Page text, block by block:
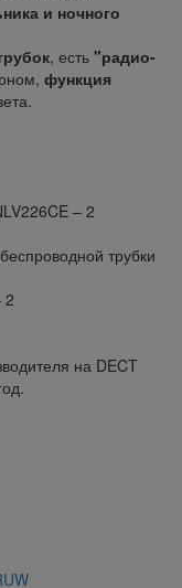
и ночного
, есть "радио-
функция
– 2
трубки
2
на DECT